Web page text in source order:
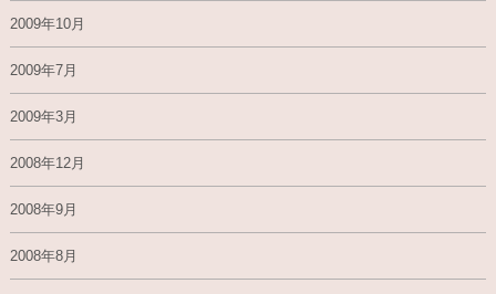
2009年10月
2009年7月
2009年3月
2008年12月
2008年9月
2008年8月